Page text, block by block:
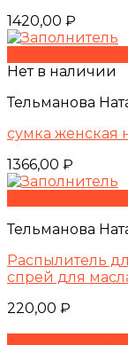
1420,00 ₽
Нет в наличии
Тельманова
сумка женская
1366,00 ₽
Тельманова
Распылитель
спрей для
220,00 ₽